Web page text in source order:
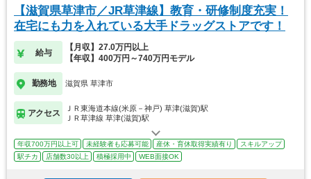
【滋賀県草津市／JR草津線】教育・研修制度充実！
在宅にも力を入れている大手ドラッグストアです！
給与
【月収】27.0万円以上
【年収】400万円～740万円モデル
勤務地 滋賀県 草津市
アクセス
ＪＲ東海道本線(米原－神戸) 草津(滋賀)駅
ＪＲ草津線 草津(滋賀)駅
年収700万円以上可 未経験者も応募可能 産休・育休取得実績有り
スキルアップ
駅チカ
店舗数30以上 積極採用中 WEB面接OK